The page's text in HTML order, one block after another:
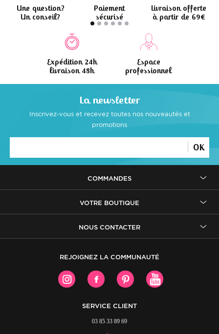
Une question?
Un conseil?
Paiement
sécurisé
Livraison offerte
à partir de 69€
Expédition 24h
livraison 48h
Espace
professionnel
La newsletter
Inscrivez-vous et recevez toutes nos nouveautés et
promotions
OK
COMMANDES
VOTRE BOUTIQUE
NOUS CONTACTER
REJOIGNEZ LA COMMUNAUTÉ
SERVICE CLIENT
03 85 33 89 69